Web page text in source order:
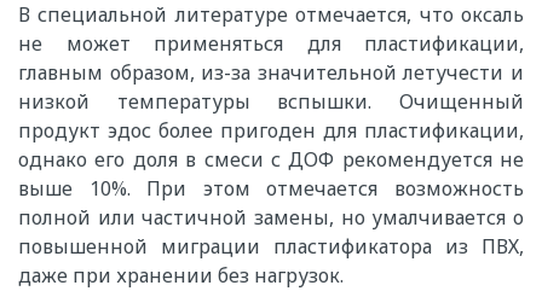
В специальной литературе отмечается, что оксаль
не может применяться для пластификации,
главным образом, из-за значительной летучести и
низкой температуры вспышки. Очищенный
продукт эдос более пригоден для пластификации,
однако его доля в смеси с ДОФ рекомендуется не
выше 10%. При этом отмечается возможность
полной или частичной замены, но умалчивается о
повышенной миграции пластификатора из ПВХ,
даже при хранении без нагрузок.